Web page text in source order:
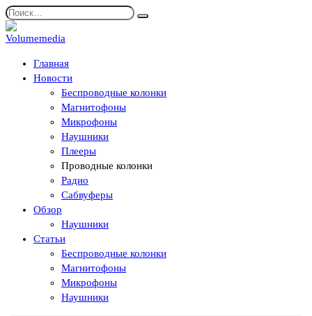
Перейти
к
содержанию
Search
for:
Главная
Новости
Беспроводные колонки
Магнитофоны
Микрофоны
Наушники
Плееры
Проводные колонки
Радио
Сабвуферы
Обзор
Наушники
Статьи
Беспроводные колонки
Магнитофоны
Микрофоны
Наушники